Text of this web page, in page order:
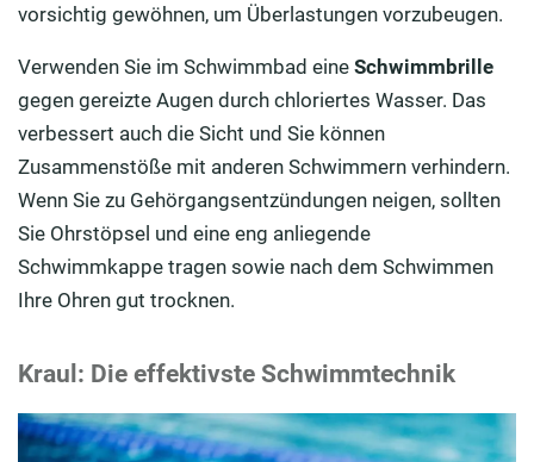
vorsichtig gewöhnen, um Überlastungen vorzubeugen.
Verwenden Sie im Schwimmbad eine Schwimmbrille
gegen gereizte Augen durch chloriertes Wasser. Das
verbessert auch die Sicht und Sie können
Zusammenstöße mit anderen Schwimmern verhindern.
Wenn Sie zu Gehörgangsentzündungen neigen, sollten
Sie Ohrstöpsel und eine eng anliegende
Schwimmkappe tragen sowie nach dem Schwimmen
Ihre Ohren gut trocknen.
Kraul: Die effektivste Schwimmtechnik